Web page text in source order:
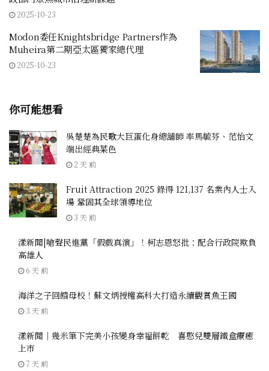
2025-10-23
Modon委任Knightsbridge Partners作為
Muheira第二期亞太區獨家總代理
2025-10-23
你可能想看
吳楚楚為民歌大巨蛋化身總舖師 率馬毓芬、范怡文
端出經典菜色
2 天 前
Fruit Attraction 2025 錄得 121,137 名業內人士入
場 鞏固其全球領導地位
3 天 前
漾新聞|嗆聲民進黨「假戲真演」！柯志恩怒批：配合行政院欺負
高雄人
6 天 前
海洋之子回饋母校！蘇文炳授權高科大打造永續觀賞魚王國
3 天 前
漾新聞｜幾米筆下完美小孩變身幸福餅乾 喜憨兒雙層鐵盒療癒
上市
7 天 前